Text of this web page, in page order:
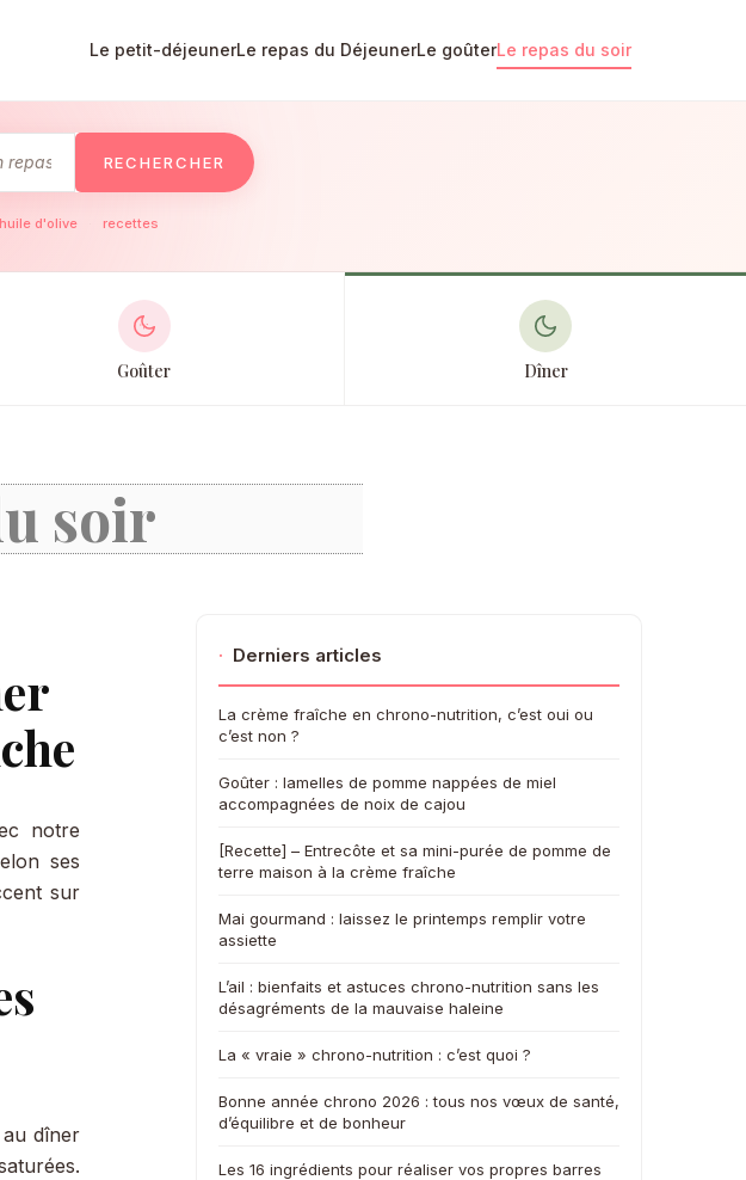
Le petit-déjeunerLe repas du DéjeunerLe goûterLe repas du soir
RECHERCHER
huile d'olive recettes
Goûter Dîner
soir
notre
ses
sur
dîner
· Derniers articles
La crème fraîche en chrono-nutrition, c’est oui ou
c’est non ?
Goûter : lamelles de pomme nappées de miel
accompagnées de noix de cajou
[Recette] – Entrecôte et sa mini-purée de pomme de
terre maison à la crème fraîche
Mai gourmand : laissez le printemps remplir votre
assiette
L’ail : bienfaits et astuces chrono-nutrition sans les
désagréments de la mauvaise haleine
La « vraie » chrono-nutrition : c’est quoi ?
Bonne année chrono 2026 : tous nos vœux de santé,
d’équilibre et de bonheur
Les 16 ingrédients pour réaliser vos propres barres